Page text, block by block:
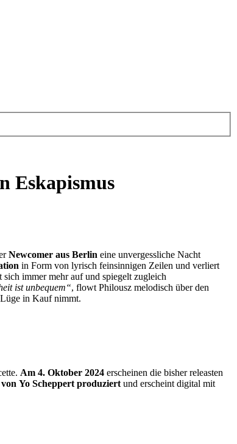
Eskapismus
Newcomer aus Berlin eine unvergessliche Nacht
in Form von lyrisch feinsinnigen Zeilen und verliert
sich immer mehr auf und spiegelt zugleich
ist unbequem“, flowt Philousz melodisch über den
in Kauf nimmt.
Am 4. Oktober 2024 erscheinen die bisher releasten
von Yo Scheppert produziertund erscheint digital mit